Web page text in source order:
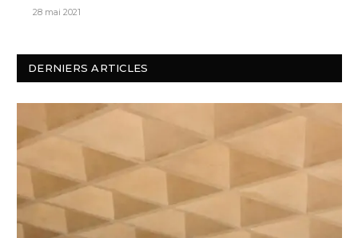
28 mai 2021
DERNIERS ARTICLES